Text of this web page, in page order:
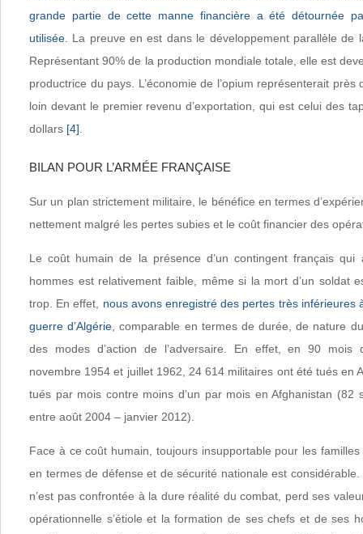
grande partie de cette manne financière a été détournée
utilisée.
La preuve en est dans le développement parallèle de
Représentant 90% de la production mondiale totale, elle est
productrice du pays. L’économie de l’opium représenterait
loin devant le premier revenu d’exportation, qui est celui des
dollars [4]
BILAN POUR L’ARMÉE FRANÇAISE
Sur un plan strictement militaire, le bénéfice en termes
nettement malgré les pertes subies et le coût financier des
Le coût humain de la présence d’un contingent français qui
hommes est relativement faible, même si la mort d’un soldat
trop. En effet, nous avons enregistré des pertes très inférieures
guerre d’Algérie , comparable en termes de durée, de nature
des modes d’action de l’adversaire. En effet, en 90
novembre 1954 et juillet 1962, 24 614 militaires ont été tués en
tués par mois contre moins d’un par mois en Afghanistan (82
entre août 2004 – janvier 2012).
Face à ce coût humain, toujours insupportable pour les
en termes de défense et de sécurité nationale est
n’est pas confrontée à la dure réalité du combat, perd ses
opérationnelle s’étiole et la formation de ses chefs et de ses